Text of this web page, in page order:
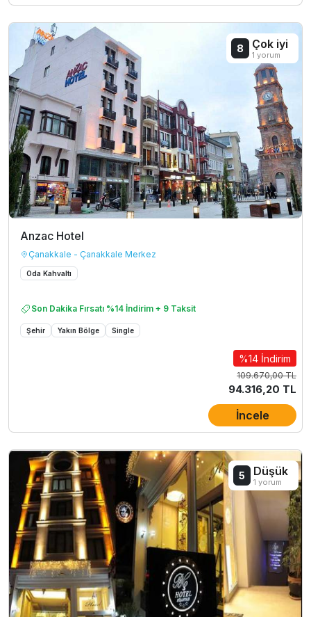
Anzac Hotel
Çanakkale - Çanakkale Merkez
Oda Kahvaltı
Son Dakika Fırsatı %14 İndirim + 9 Taksit
Şehir Yakın Bölge Single
8 Çok iyi
1 yorum
%14 İndirim
109.670,00 TL
94.316,20 TL
İncele
5 Düşük
1 yorum